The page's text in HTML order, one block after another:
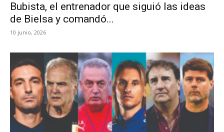
Bubista, el entrenador que siguió las ideas
de Bielsa y comandó...
10 junio, 2026